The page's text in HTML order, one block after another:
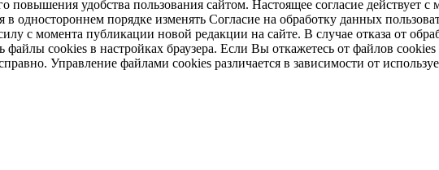
удобства пользования сайтом. Настоящее согласие действует с
порядке изменять Согласие на обработку данных
с момента публикации новой редакции на сайте. В случае отказа от
cookies в настройках браузера. Если Вы откажетесь от файлов
Управление файлами cookies различается в зависимости от